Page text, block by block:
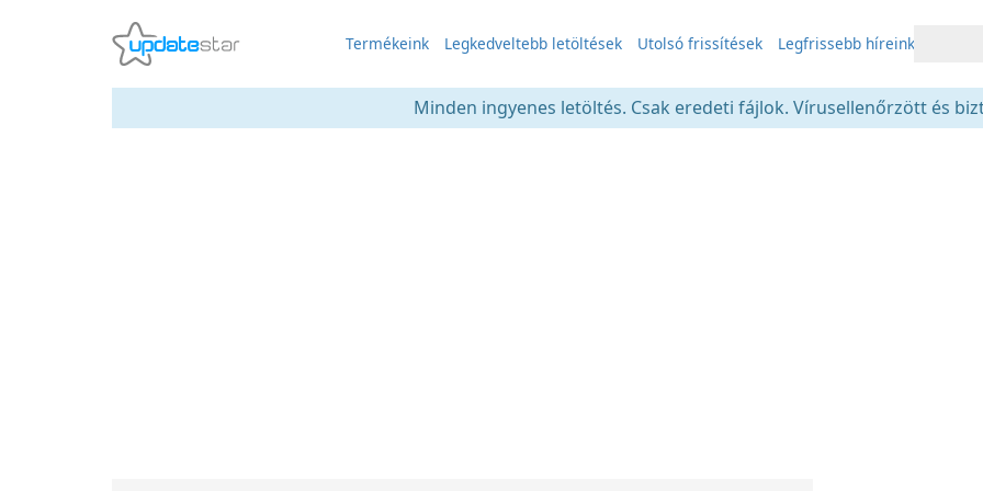
Termékeink Legkedveltebb letöltések Utolsó frissítések Legfrissebb híreink
Minden ingyenes letöltés. Csak eredeti fájlok. Vírusellenőrzött és